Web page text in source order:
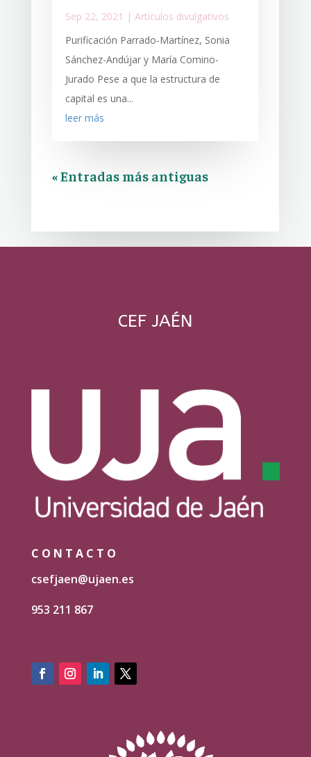
Sep 22, 2021 | Artículos divulgativos
Purificación Parrado-Martínez, Sonia
Sánchez-Andújar y María Comino-
Jurado Pese a que la estructura de
capital es una...
leer más
« Entradas más antiguas
CEF JAÉN
CONTACTO
csefjaen@ujaen.es
953 211 867